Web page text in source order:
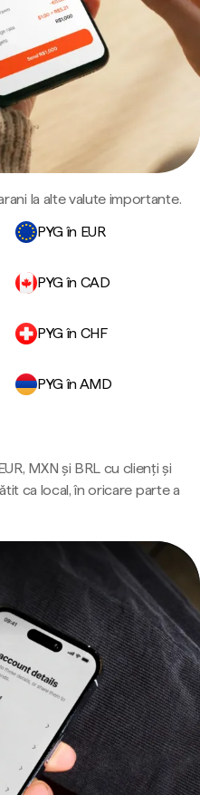
la alte valute importante.
PYG în EUR
PYG în CAD
PYG în CHF
PYG în AMD
MXN și BRL cu clienți și
ca local, în oricare parte a